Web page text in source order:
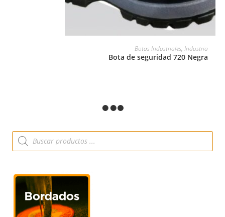
Botas Industriales,Industria
Bota de seguridad 720 Negra